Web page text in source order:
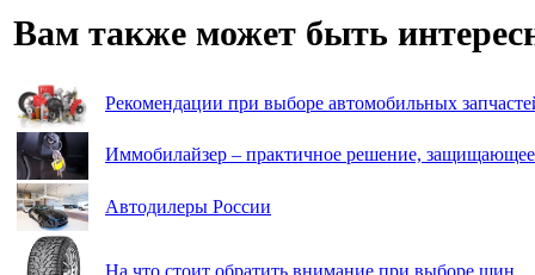
Вам также может быть
Рекомендации при выборе автомобильных
Иммобилайзер – практичное решение, защищающее
Автодилеры России